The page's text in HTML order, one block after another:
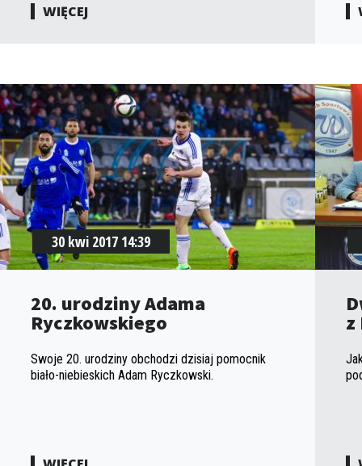
WIĘCEJ
30 kwi 2017 14:39
20. urodziny Adama
Ryczkowskiego
Swoje 20. urodziny obchodzi dzisiaj pomocnik
biało-niebieskich Adam Ryczkowski.
z